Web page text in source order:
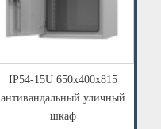
IP54-15U 650х400х815
антивандальный уличный
шкаф